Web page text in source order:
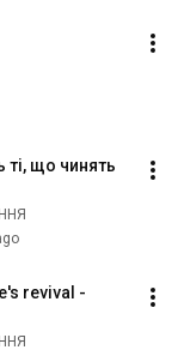
ті, що чинять
revival -